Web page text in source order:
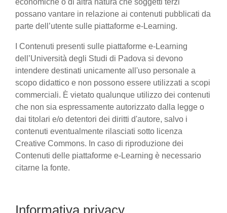
economiche o di altra natura che soggetti terzi
possano vantare in relazione ai contenuti pubblicati da
parte dell’utente sulle piattaforme e-Learning.
I Contenuti presenti sulle piattaforme e-Learning
dell’Università degli Studi di Padova si devono
intendere destinati unicamente all'uso personale a
scopo didattico e non possono essere utilizzati a scopi
commerciali. È vietato qualunque utilizzo dei contenuti
che non sia espressamente autorizzato dalla legge o
dai titolari e/o detentori dei diritti d'autore, salvo i
contenuti eventualmente rilasciati sotto licenza
Creative Commons. In caso di riproduzione dei
Contenuti delle piattaforme e-Learning è necessario
citarne la fonte.
Informativa privacy